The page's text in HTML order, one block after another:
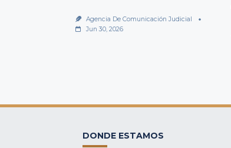
Agencia De Comunicación Judicial
Jun 30, 2026
DONDE ESTAMOS